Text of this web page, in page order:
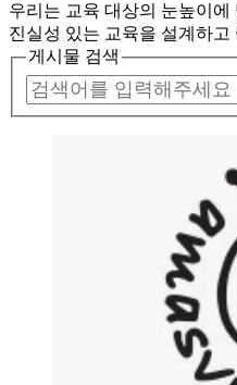
우리는 교육 대상의 눈높이에
진실성 있는 교육을 설계 하고
게시물 검색